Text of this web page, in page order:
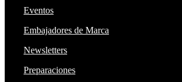
Eventos
Embajadores de Marca
Newsletters
Preparaciones